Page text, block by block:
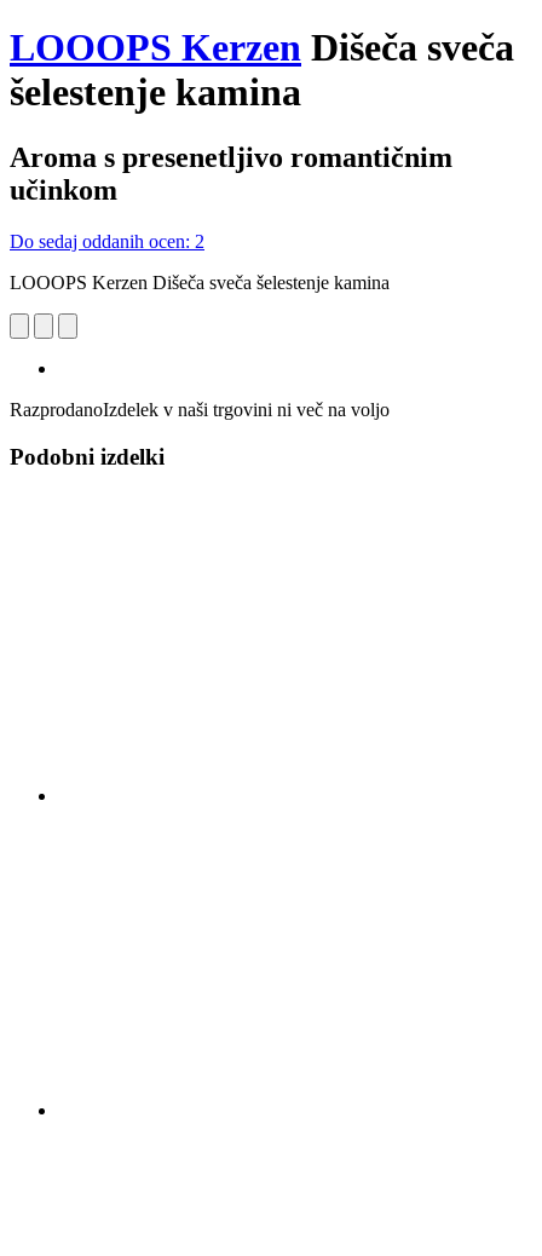
LOOOPS Kerzen Dišeča sveča
šelestenje kamina
Aroma s presenetljivo romantičnim
učinkom
Do sedaj oddanih ocen: 2
LOOOPS Kerzen Dišeča sveča šelestenje kamina
RazprodanoIzdelek v naši trgovini ni več na voljo
Podobni izdelki